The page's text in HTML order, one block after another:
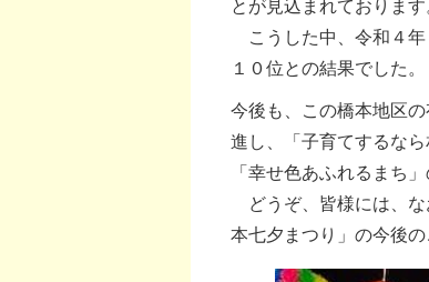
とが見込まれております
こうした中、令和４年
１０位との結果でした。
今後も、この橋本地区
進し、「子育てするな
「幸せ色あふれるまち
どうぞ、皆様には、な
本七夕まつり」の今後